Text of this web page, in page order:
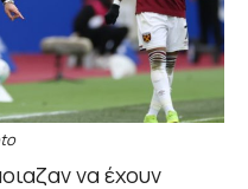
να έχουν